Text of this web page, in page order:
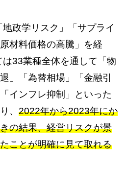
政学リスク」「サプライ
材料価格の高騰」を経
33業種全体を通して「物
」「為替相場」「金融引
インフレ抑制」といった
、 2022年から2023年にか
の結果、経営リスクが景
ことが明確に見て取れる